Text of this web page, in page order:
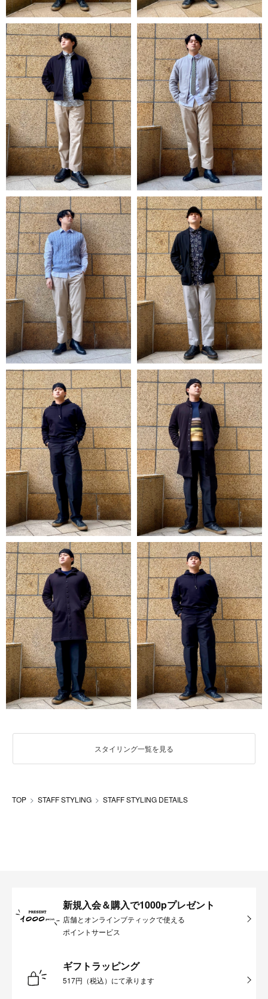
スタイリング一覧を見る
TOP STAFF STYLING STAFF STYLING DETAILS
新規入会＆購入で1000pプレゼント
店舗とオンラインブティックで使える
ポイントサービス
ギフトラッピング
517円（税込）にて承ります